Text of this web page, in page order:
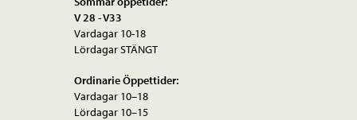
V 28 - V33
Vardagar 10-18
Lördagar STÄNGT
Ordinarie Öppettider:
Vardagar 10–18
Lördagar 10–15